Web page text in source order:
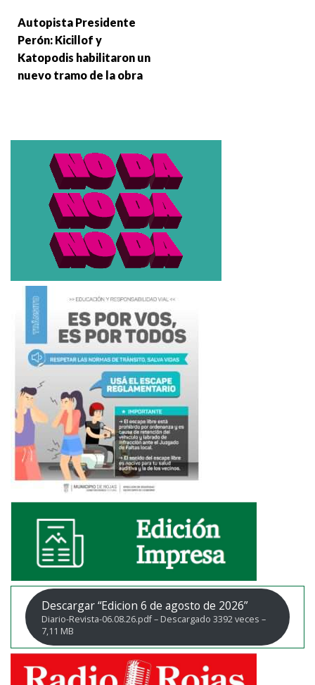
Autopista Presidente
Perón: Kicillof y
Katopodis habilitaron un
nuevo tramo de la obra
Descargar “Edicion 6 de agosto de 2026”
Diario-Revista-06.08.26.pdf – Descargado 3392 veces –
7,11 MB